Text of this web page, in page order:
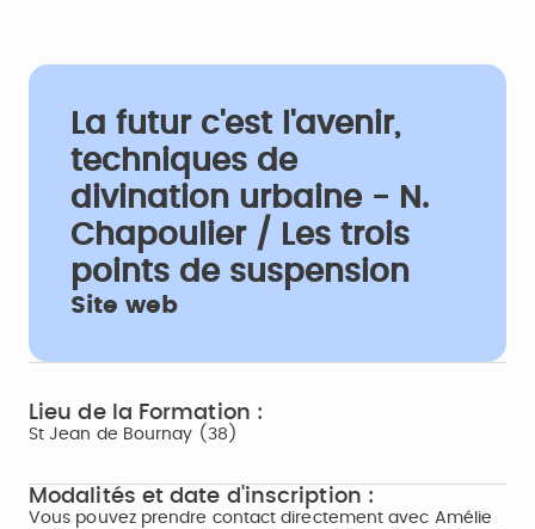
La futur c'est l'avenir,
techniques de
divination urbaine - N.
Chapoulier / Les trois
points de suspension
Site web
Lieu de la Formation :
St Jean de Bournay (38)
Modalités et date d'inscription :
Vous pouvez prendre contact directement avec Amélie